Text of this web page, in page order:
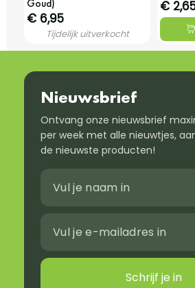
Goud)
€ 6,95
Tijdelijk uitverkocht
€
Nieuwsbrief
Ontvang onze nieuwsbrief
per week met alle nieuwtjes,
de nieuwste producten!
Schrijf je in